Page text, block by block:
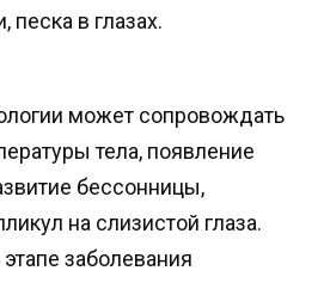
песка в глазах.
может сопровождать
тела, появление
бессонницы,
на слизистой глаза.
заболевания